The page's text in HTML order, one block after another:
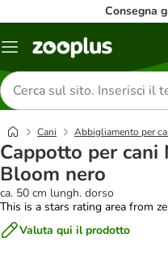
Consegna
Overview
Cerca
prodotti
Cani Abbigliamento per
Cappotto per cani
Bloom nero
ca. 50 cm lungh. dorso
This is a stars rating area from
Valuta qui il prodotto